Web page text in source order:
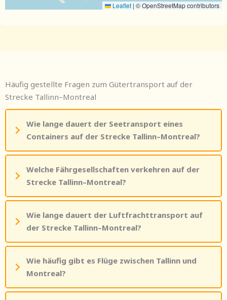
Leaflet | © OpenStreetMap contributors
Häufig gestellte Fragen zum Gütertransport auf der
Strecke Tallinn–Montreal
Wie lange dauert der Seetransport eines
Containers auf der Strecke Tallinn–Montreal?
Welche Fährgesellschaften verkehren auf der
Strecke Tallinn–Montreal?
Wie lange dauert der Luftfrachttransport auf
der Strecke Tallinn–Montreal?
Wie häufig gibt es Flüge zwischen Tallinn und
Montreal?